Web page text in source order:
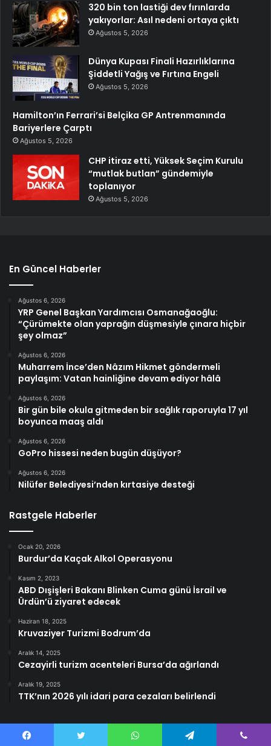
320 bin ton lastiği dev fırınlarda
yakıyorlar: Asıl nedeni ortaya çıktı
Ağustos 5, 2026
Dünya Kupası Finali Hazırlıklarına
Şiddetli Yağış ve Fırtına Engeli
Ağustos 5, 2026
Hamilton’ın Ferrari’si Belçika GP Antrenmanında
Bariyerlere Çarptı
Ağustos 5, 2026
CHP itiraz etti, Yüksek Seçim Kurulu
“mutlak butlan” gündemiyle
toplanıyor
Ağustos 5, 2026
En Güncel Haberler
Ağustos 6, 2026
YRP Genel Başkan Yardımcısı Osmanağaoğlu:
“Çürümekte olan yaprağın düşmesiyle çınara hiçbir
şey olmaz”
Ağustos 6, 2026
Muharrem İnce’den Nâzım Hikmet göndermeli
paylaşım: Vatan hainliğine devam ediyor hâlâ
Ağustos 6, 2026
Bir gün bile okula gitmeden bir sağlık raporuyla 17 yıl
boyunca maaş aldı
Ağustos 6, 2026
GoPro hissesi neden bugün düşüyor?
Ağustos 6, 2026
Nilüfer Belediyesi’nden kırtasiye desteği
Rastgele Haberler
Ocak 20, 2026
Burdur’da Kaçak Alkol Operasyonu
Kasım 2, 2023
ABD Dışişleri Bakanı Blinken Cuma günü İsrail ve
Ürdün’ü ziyaret edecek
Haziran 18, 2025
Kruvaziyer Turizmi Bodrum’da
Aralık 14, 2025
Cezayirli turizm acenteleri Bursa’da ağırlandı
Aralık 19, 2025
TTK’nın 2026 yılı idari para cezaları belirlendi